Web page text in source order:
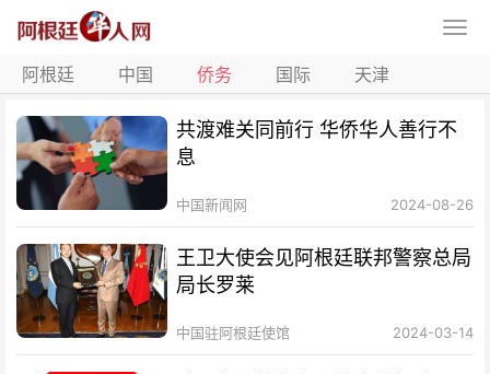
阿根廷 中国 侨务 国际 天津
共渡难关同前行 华侨华人善行不
息
中国新闻网 2024-08-26
王卫大使会见阿根廷联邦警察总局
局长罗莱
中国驻阿根廷使馆 2024-03-14